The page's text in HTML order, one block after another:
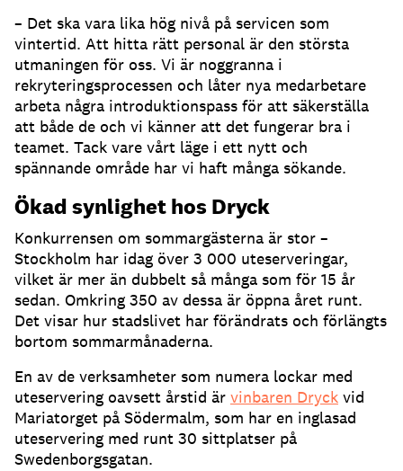
– Det ska vara lika hög nivå på servicen som
vintertid. Att hitta rätt personal är den största
utmaningen för oss. Vi är noggranna i
rekryteringsprocessen och låter nya medarbetare
arbeta några introduktionspass för att säkerställa
att både de och vi känner att det fungerar bra i
teamet. Tack vare vårt läge i ett nytt och
spännande område har vi haft många sökande.
Ökad synlighet hos Dryck
Konkurrensen om sommargästerna är stor –
Stockholm har idag över 3 000 uteserveringar,
vilket är mer än dubbelt så många som för 15 år
sedan. Omkring 350 av dessa är öppna året runt.
Det visar hur stadslivet har förändrats och förlängts
bortom sommarmånaderna.
En av de verksamheter som numera lockar med
uteservering oavsett årstid är vinbaren Dryck vid
Mariatorget på Södermalm, som har en inglasad
uteservering med runt 30 sittplatser på
Swedenborgsgatan.